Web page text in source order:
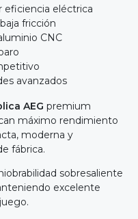
eficiencia eléctrica
fricción
CNC
avanzados
AEG premium
máximo rendimiento
moderna y
fábrica.
sobresaliente
excelente